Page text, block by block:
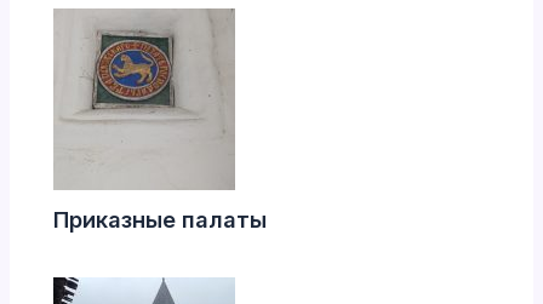
Приказные палаты